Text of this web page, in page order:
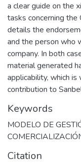
a clear guide on the
tasks concerning the
details the
and the person who
company. In both
material generated
applicability, which
contribution to
Keywords
MODELO DE
Citation